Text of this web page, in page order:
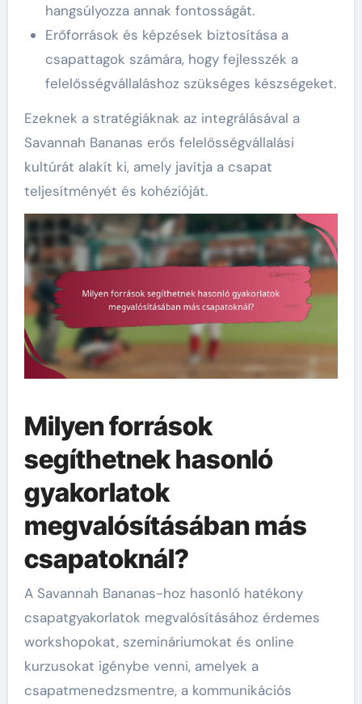
hangsúlyozza annak fontosságát.
Erőforrások és képzések biztosítása a
csapattagok számára, hogy fejlesszék a
felelősségvállaláshoz szükséges készségeket.
Ezeknek a stratégiáknak az integrálásával a
Savannah Bananas erős felelősségvállalási
kultúrát alakít ki, amely javítja a csapat
teljesítményét és kohézióját.
Milyen források
segíthetnek hasonló
gyakorlatok
megvalósításában más
csapatoknál?
A Savannah Bananas-hoz hasonló hatékony
csapatgyakorlatok megvalósításához érdemes
workshopokat, szemináriumokat és online
kurzusokat igénybe venni, amelyek a
csapatmenedzsmentre, a kommunikációs